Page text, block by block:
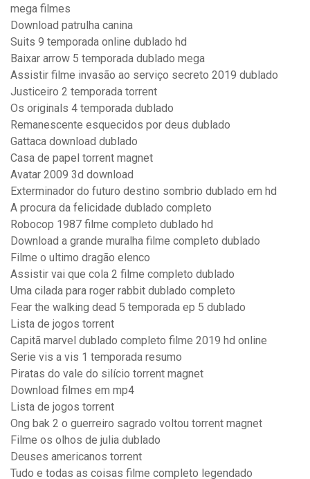
mega filmes
Download patrulha canina
Suits 9 temporada online dublado hd
Baixar arrow 5 temporada dublado mega
Assistir filme invasão ao serviço secreto 2019 dublado
Justiceiro 2 temporada torrent
Os originals 4 temporada dublado
Remanescente esquecidos por deus dublado
Gattaca download dublado
Casa de papel torrent magnet
Avatar 2009 3d download
Exterminador do futuro destino sombrio dublado em hd
A procura da felicidade dublado completo
Robocop 1987 filme completo dublado hd
Download a grande muralha filme completo dublado
Filme o ultimo dragão elenco
Assistir vai que cola 2 filme completo dublado
Uma cilada para roger rabbit dublado completo
Fear the walking dead 5 temporada ep 5 dublado
Lista de jogos torrent
Capitã marvel dublado completo filme 2019 hd online
Serie vis a vis 1 temporada resumo
Piratas do vale do silício torrent magnet
Download filmes em mp4
Lista de jogos torrent
Ong bak 2 o guerreiro sagrado voltou torrent magnet
Filme os olhos de julia dublado
Deuses americanos torrent
Tudo e todas as coisas filme completo legendado